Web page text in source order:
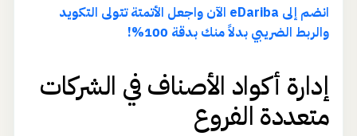
انضم إلى eDariba الآن واجعل الأتمتة تتولى التكويد
والربط الضريبي بدلاً منك بدقة 100%!
إدارة أكواد الأصناف في الشركات
متعددة الفروع